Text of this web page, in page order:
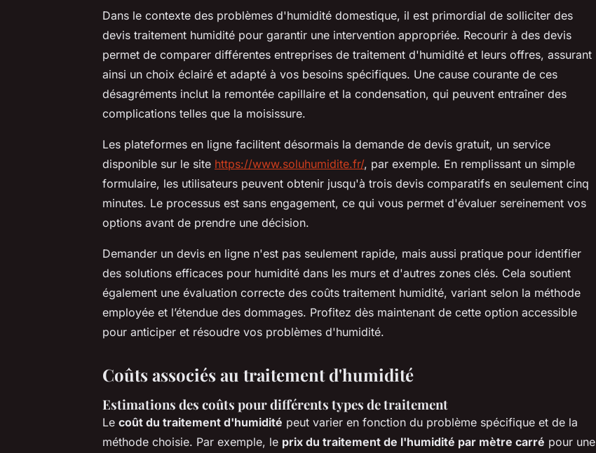
Dans le contexte des problèmes d'humidité domestique, il est primordial de solliciter des
devis traitement humidité pour garantir une intervention appropriée. Recourir à des devis
permet de comparer différentes entreprises de traitement d'humidité et leurs offres, assurant
ainsi un choix éclairé et adapté à vos besoins spécifiques. Une cause courante de ces
désagréments inclut la remontée capillaire et la condensation, qui peuvent entraîner des
complications telles que la moisissure.
Les plateformes en ligne facilitent désormais la demande de devis gratuit, un service
disponible sur le site https://www.soluhumidite.fr/, par exemple. En remplissant un simple
formulaire, les utilisateurs peuvent obtenir jusqu'à trois devis comparatifs en seulement cinq
minutes. Le processus est sans engagement, ce qui vous permet d'évaluer sereinement vos
options avant de prendre une décision.
Demander un devis en ligne n'est pas seulement rapide, mais aussi pratique pour identifier
des solutions efficaces pour humidité dans les murs et d'autres zones clés. Cela soutient
également une évaluation correcte des coûts traitement humidité, variant selon la méthode
employée et l’étendue des dommages. Profitez dès maintenant de cette option accessible
pour anticiper et résoudre vos problèmes d'humidité.
Coûts associés au traitement d'humidité
Estimations des coûts pour différents types de traitement
Le coût du traitement d'humidité peut varier en fonction du problème spécifique et de la
méthode choisie. Par exemple, le prix du traitement de l'humidité par mètre carré pour une